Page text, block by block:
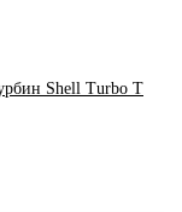
Shell Turbo T